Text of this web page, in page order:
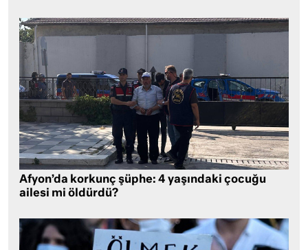
Afyon’da korkunç şüphe: 4 yaşındaki çocuğu
ailesi mi öldürdü?